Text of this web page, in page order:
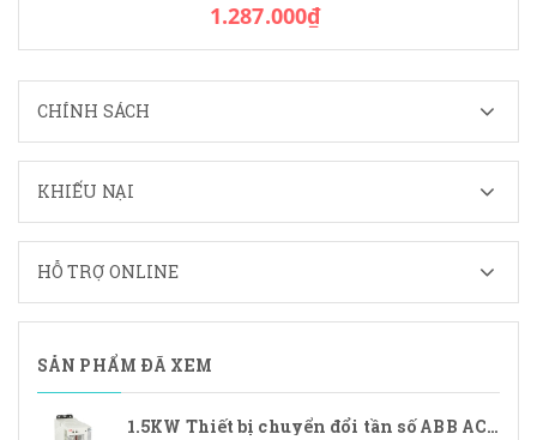
1.287.000₫
CHÍNH SÁCH
KHIẾU NẠI
HỖ TRỢ ONLINE
SẢN PHẨM ĐÃ XEM
1.5KW Thiết bị chuyển đổi tần số ABB ACS55-01N-07A6-2